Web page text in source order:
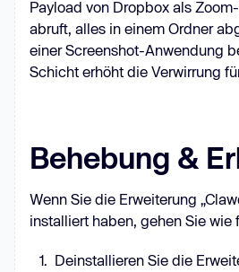
Payload von Dropbox als
abruft, alles in einem Ordner
einer Screenshot-Anwendung
Schicht erhöht die Verwirrung
Behebung &
Wenn Sie die Erweiterung
installiert haben, gehen Sie wie
Deinstallieren Sie die